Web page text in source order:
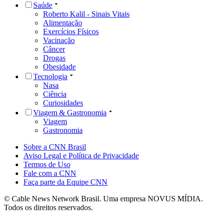
Saúde
Roberto Kalil - Sinais Vitais
Alimentação
Exercícios Físicos
Vacinação
Câncer
Drogas
Obesidade
Tecnologia
Nasa
Ciência
Curiosidades
Viagem & Gastronomia
Viagem
Gastronomia
Sobre a CNN Brasil
Aviso Legal e Política de Privacidade
Termos de Uso
Fale com a CNN
Faça parte da Equipe CNN
© Cable News Network Brasil. Uma empresa NOVUS MÍDIA.
Todos os direitos reservados.